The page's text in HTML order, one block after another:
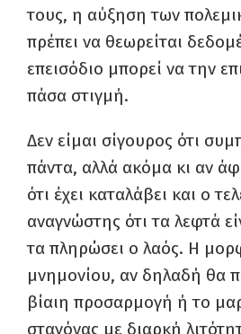
τους, η αύξηση των
πρέπει να θεωρείται
επεισόδιο μπορεί να την
πάσα στιγμή.
Δεν είμαι σίγουρος ότι
πάντα, αλλά ακόμα κι αν
ότι έχει καταλάβει και ο
αναγνώστης ότι τα λεφτά
τα πληρώσει ο λαός. Η
μνημονίου, αν δηλαδή θα
βίαιη προσαρμογή ή το
σταγόνας με διαρκή